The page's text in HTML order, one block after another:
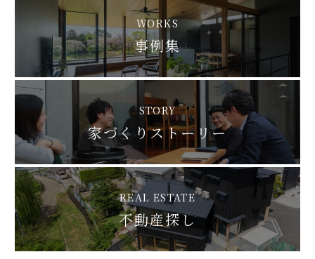
WORKS
事例集
STORY
家づくりストーリー
REAL ESTATE
不動産探し